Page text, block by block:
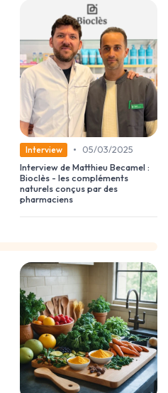
Interview •
05/03/2025
Interview de Matthieu Becamel :
Bioclès - les compléments
naturels conçus par des
pharmaciens